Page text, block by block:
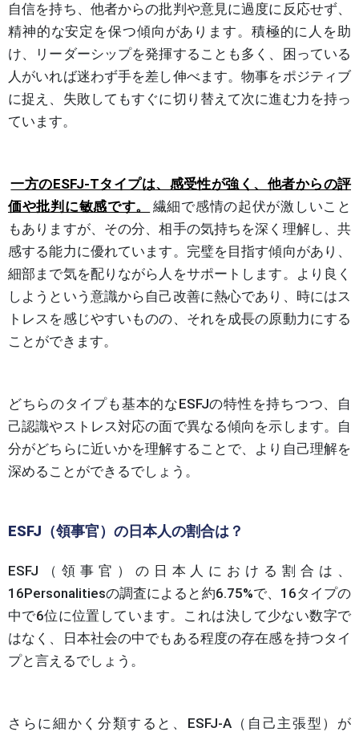
自信を持ち、他者からの批判や意見に過度に反応せず、
精神的な安定を保つ傾向があります。積極的に人を助
け、リーダーシップを発揮することも多く、困っている
人がいれば迷わず手を差し伸べます。物事をポジティブ
に捉え、失敗してもすぐに切り替えて次に進む力を持っ
ています。
一方のESFJ-Tタイプは、感受性が強く、他者からの評
価や批判に敏感です。
繊細で感情の起伏が激しいこと
もありますが、その分、相手の気持ちを深く理解し、共
感する能力に優れています。完璧を目指す傾向があり、
細部まで気を配りながら人をサポートします。より良く
しようという意識から自己改善に熱心であり、時にはス
トレスを感じやすいものの、それを成長の原動力にする
ことができます。
どちらのタイプも基本的なESFJの特性を持ちつつ、自
己認識やストレス対応の面で異なる傾向を示します。自
分がどちらに近いかを理解することで、より自己理解を
深めることができるでしょう。
ESFJ（領事官）の日本人の割合は？
ESFJ（領事官）の日本人における割合は、
16Personalitiesの調査によると約6.75%で、16タイプの
中で6位に位置しています。これは決して少ない数字で
はなく、日本社会の中でもある程度の存在感を持つタイ
プと言えるでしょう。
さらに細かく分類すると、ESFJ-A（自己主張型）が